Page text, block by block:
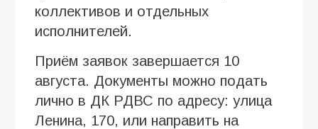
коллективов и отдельных
исполнителей.
Приём заявок завершается 10
августа. Документы можно подать
лично в ДК РДВС по адресу: улица
Ленина, 170, или направить на